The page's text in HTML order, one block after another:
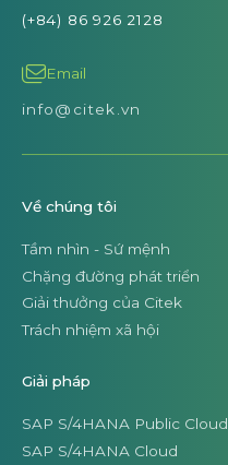
(+84) 86 926 2128
Email
info@citek.vn
Về chúng tôi
Tầm nhìn - Sứ mệnh
Chặng đường phát triển
Giải thưởng của Citek
Trách nhiệm xã hội
Giải pháp
SAP S/4HANA Public Cloud
SAP S/4HANA Cloud